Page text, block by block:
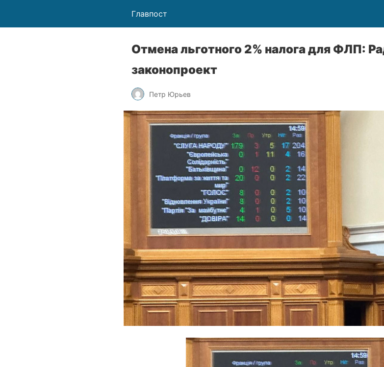
Главпост
Отмена льготного 2% налога для ФЛП:
законопроект
Петр Юрьев